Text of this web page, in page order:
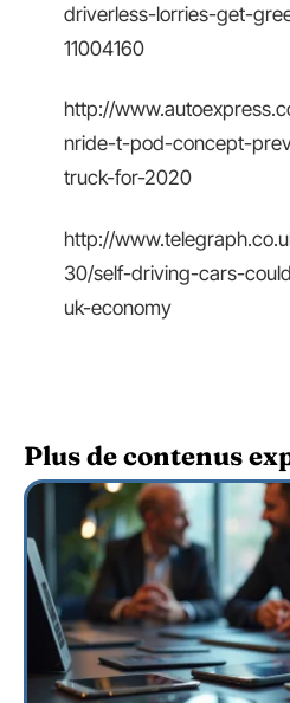
driverless-lorries-get-
11004160
http://
nride-t-pod-concept-
truck-for-2020
http://
30/self-driving-cars-
uk-economy
Plus de contenus